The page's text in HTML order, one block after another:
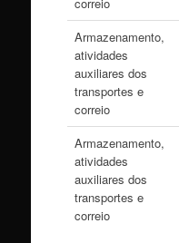
Armazenamento,
atividades
auxiliares dos
transportes e
correio
Armazenamento,
atividades
auxiliares dos
transportes e
correio